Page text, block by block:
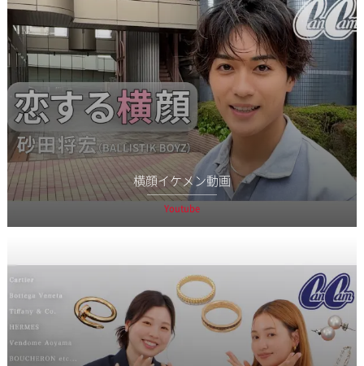
横顔イケメン動画
Youtube